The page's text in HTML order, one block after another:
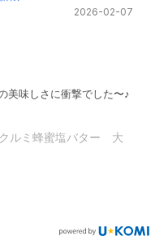
2026-02-07
美味しさに衝撃でした〜♪
ルミ蜂蜜塩バター 大